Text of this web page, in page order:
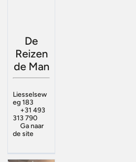
De
Reizen
de Man
Liesselsew
eg 183
+31 493
313 790
Ga naar
de site